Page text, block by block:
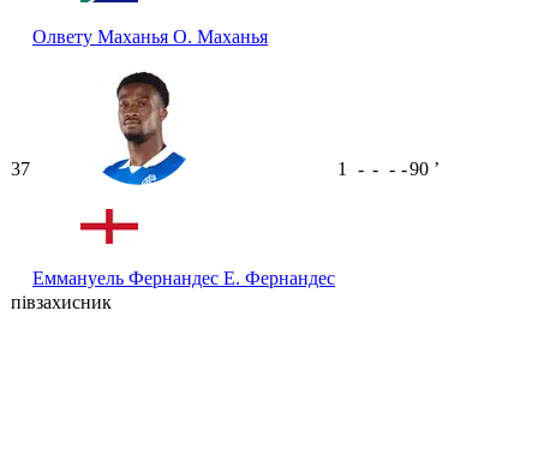
Олвету Маханья О. Маханья
37
Еммануель Фернандес Е. Фернандес
1 - - - -90 ʼ
півзахисник